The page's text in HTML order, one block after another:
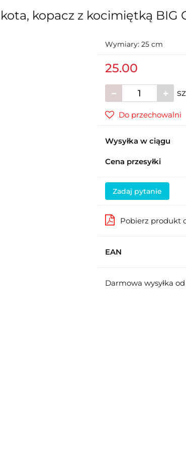
kopacz z kocimiętką BIG
Wymiary: 25 cm
25.00
Do przechowalni
Wysyłka w ciągu
Cena przesyłki
Zadaj pytanie
Pobierz produkt
EAN
Darmowa wysyłka od